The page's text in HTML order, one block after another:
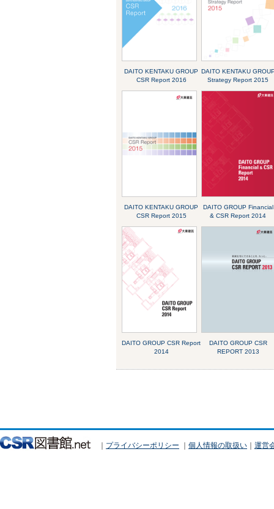
DAITO KENTAKU GROUP
CSR Report 2016
DAITO KENTAKU
Strategy Report 2015
DAITO KENTAKU GROUP
CSR Report 2015
DAITO GROUP Financial
& CSR Report 2014
DAITO GROUP CSR Report
2014
DAITO GROUP CSR
REPORT 2013
｜ プライバシーポリシー ｜ 個人情報の取扱い ｜ 運営